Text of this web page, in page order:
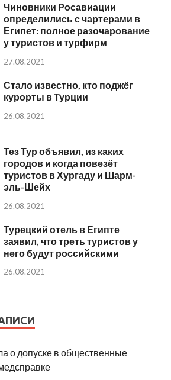
Чиновники Росавиации
определились с чартерами в
Египет: полное разочарование
у туристов и турфирм
27.08.2021
Стало известно, кто поджёг
курорты в Турции
26.08.2021
Тез Тур объявил, из каких
городов и когда повезёт
туристов в Хургаду и Шарм-
эль-Шейх
26.08.2021
Турецкий отель в Египте
заявил, что треть туристов у
него будут российскими
26.08.2021
о допуске в общественные